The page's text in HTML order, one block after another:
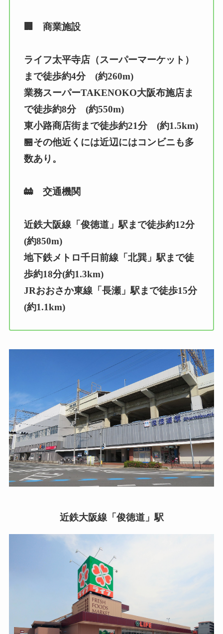
🏢 商業施設
ライフ太平寺店（スーパーマーケット）
まで徒歩約4分 (約260m)
業務スーパーTAKENOKO大阪布施店ま
で徒歩約8分 (約550m)
東小路商店街まで徒歩約21分 (約1.5km)
🏪その他近くには近辺にはコンビニも多
数あり。
🚋 交通機関
近鉄大阪線「俊徳道」駅まで徒歩約12分
(約850m)
地下鉄メトロ千日前線「北巽」駅まで徒
歩約18分(約1.3km)
JRおおさか東線「長瀬」駅まで徒歩15分
(約1.1km)
近鉄大阪線「俊徳道」駅